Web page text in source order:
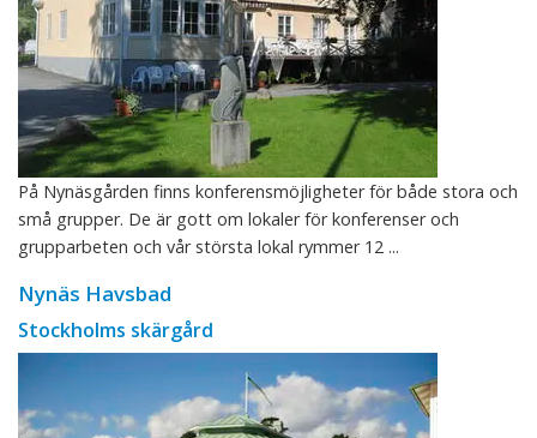
På Nynäsgården finns konferensmöjligheter för både stora och
små grupper. De är gott om lokaler för konferenser och
grupparbeten och vår största lokal rymmer 12 ...
Nynäs Havsbad
Stockholms skärgård